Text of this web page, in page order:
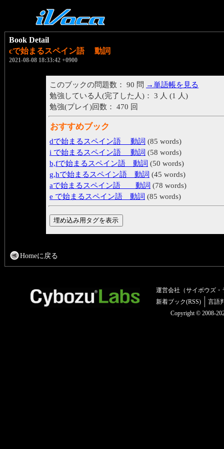
Book Detail
cで始まるスペイン語 動詞
2021-08-08 18:33:42 +0900
このブックの問題数： 90 問 →単語帳を見る
勉強している人(完了した人)： 3 人 (1 人)
勉強(プレイ)回数： 470 回
おすすめブック
dで始まるスペイン語 動詞 (85 words)
i で始まるスペイン語 動詞 (58 words)
b,fで始まるスペイン語 動詞 (50 words)
g,hで始まるスペイン語 動詞 (45 words)
aで始まるスペイン語 動詞 (78 words)
e で始まるスペイン語 動詞 (85 words)
Homeに戻る
運営会社（サイボウズ・
新着ブック(RSS)
言語
Copyright © 2008-